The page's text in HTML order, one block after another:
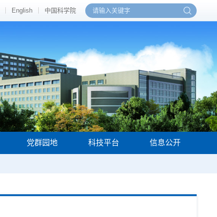
English 中国科学院
党群园地 科技平台 信息公开